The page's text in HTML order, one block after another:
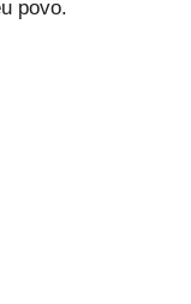
povo.